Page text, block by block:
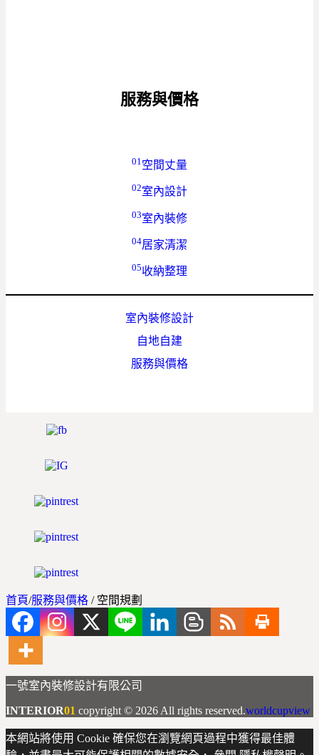
服務與價格
01 空間丈量
02室內設計
03室內裝修
04居家清潔
05收納整理
室內裝修設計
自地自建
服務與價格
首頁/服務與價格 / 空間規劃
一號室內裝修設計有限公司
INTERIOR01 copyright © 2026 All rights reserved.worldcupview
本網站將使用 Cookie 確保您在瀏覽網頁過程中獲得最佳體